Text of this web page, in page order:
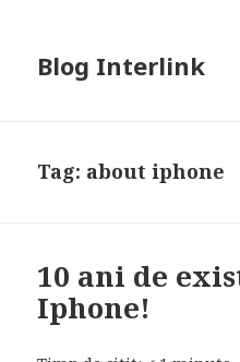
Blog Interlink
Tag: about iphone
10 ani de
Iphone!